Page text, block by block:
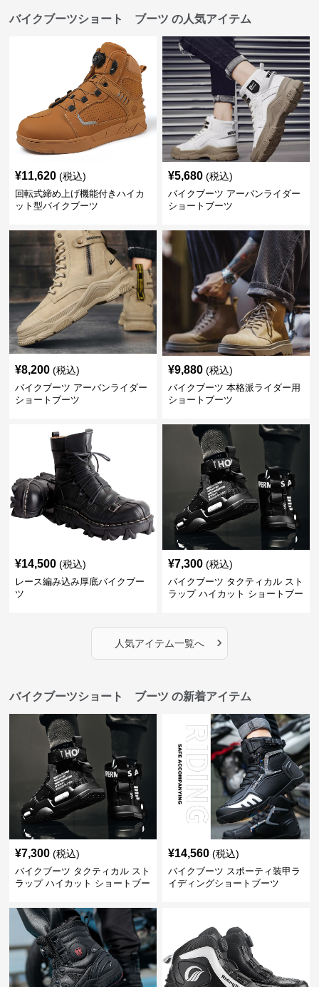
バイクブーツショート ブーツ の人気アイテム
¥11,620 (税込)
回転式締め上げ機能付きハイカ
ット型バイクブーツ
¥5,680 (税込)
バイクブーツ アーバンライダー
ショートブーツ
¥8,200 (税込)
バイクブーツ アーバンライダー
ショートブーツ
¥9,880 (税込)
バイクブーツ 本格派ライダー用
ショートブーツ
¥14,500 (税込)
レース編み込み厚底バイクブー
ツ
¥7,300 (税込)
バイクブーツ タクティカル スト
ラップ ハイカット ショートブー
人気アイテム一覧へ ›
バイクブーツショート ブーツ の新着アイテム
¥7,300 (税込)
バイクブーツ タクティカル スト
ラップ ハイカット ショートブー
¥14,560 (税込)
バイクブーツ スポーティ装甲ラ
イディングショートブーツ